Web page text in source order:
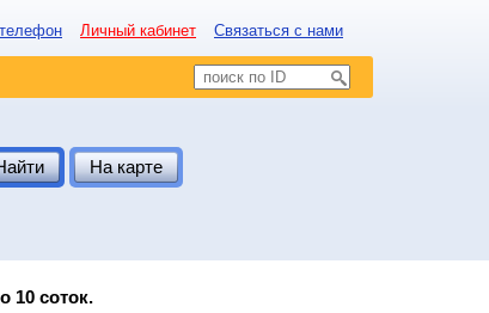
Личный кабинет Связаться с нами
На карте
10 соток.